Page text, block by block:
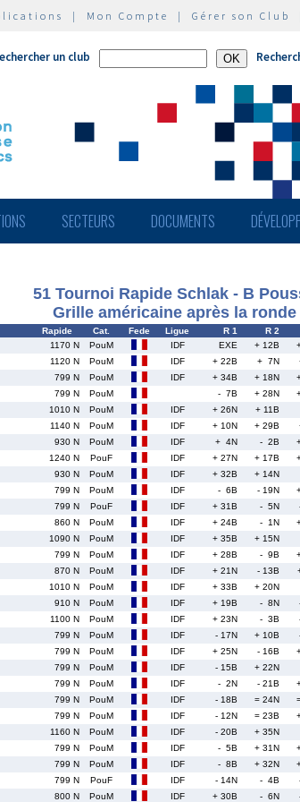
| Mon Compte | Gérer son Club
un club
SECTEURS DOCUMENTS
51 Tournoi Rapide Schlak - B
Grille américaine après la ronde
Rapide Cat. Fede Ligue R 1 R 2
1170 N PouM IDF EXE + 12B
1120 N PouM IDF + 22B + 7N
799 N PouM IDF + 34B + 18N
799 N PouM - 7B + 28N
1010 N PouM IDF + 26N + 11B
1140 N PouM IDF + 10N + 29B
930 N PouM IDF + 4N - 2B
1240 N PouF IDF + 27N + 17B
930 N PouM IDF + 32B + 14N
799 N PouM IDF - 6B - 19N
799 N PouF IDF + 31B - 5N
860 N PouM IDF + 24B - 1N
1090 N PouM IDF + 35B + 15N
799 N PouM IDF + 28B - 9B
870 N PouM IDF + 21N - 13B
1010 N PouM IDF + 33B + 20N
910 N PouM IDF + 19B - 8N
1100 N PouM IDF + 23N - 3B
799 N PouM IDF - 17N + 10B
799 N PouM IDF + 25N - 16B
799 N PouM IDF - 15B + 22N
799 N PouM IDF - 2N - 21B
799 N PouM IDF - 18B = 24N
799 N PouM IDF - 12N = 23B
1160 N PouM IDF - 20B + 35N
799 N PouM IDF - 5B + 31N
799 N PouM IDF - 8B + 32N
799 N PouF IDF - 14N - 4B
800 N PouM IDF + 30B - 6N